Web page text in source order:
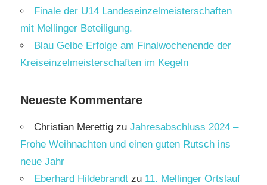
Finale der U14 Landeseinzelmeisterschaften
mit Mellinger Beteiligung.
Blau Gelbe Erfolge am Finalwochenende der
Kreiseinzelmeisterschaften im Kegeln
Neueste Kommentare
Christian Merettig zu Jahresabschluss 2024 –
Frohe Weihnachten und einen guten Rutsch ins
neue Jahr
Eberhard Hildebrandt zu 11. Mellinger Ortslauf